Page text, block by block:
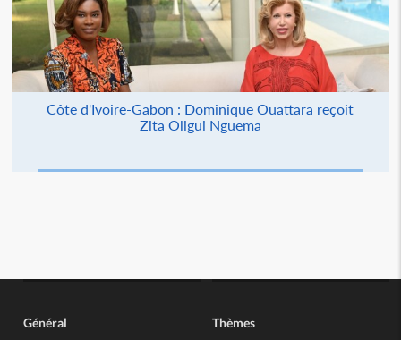
Côte d'Ivoire-Gabon : Dominique Ouattara reçoit
Zita Oligui Nguema
Général Thèmes